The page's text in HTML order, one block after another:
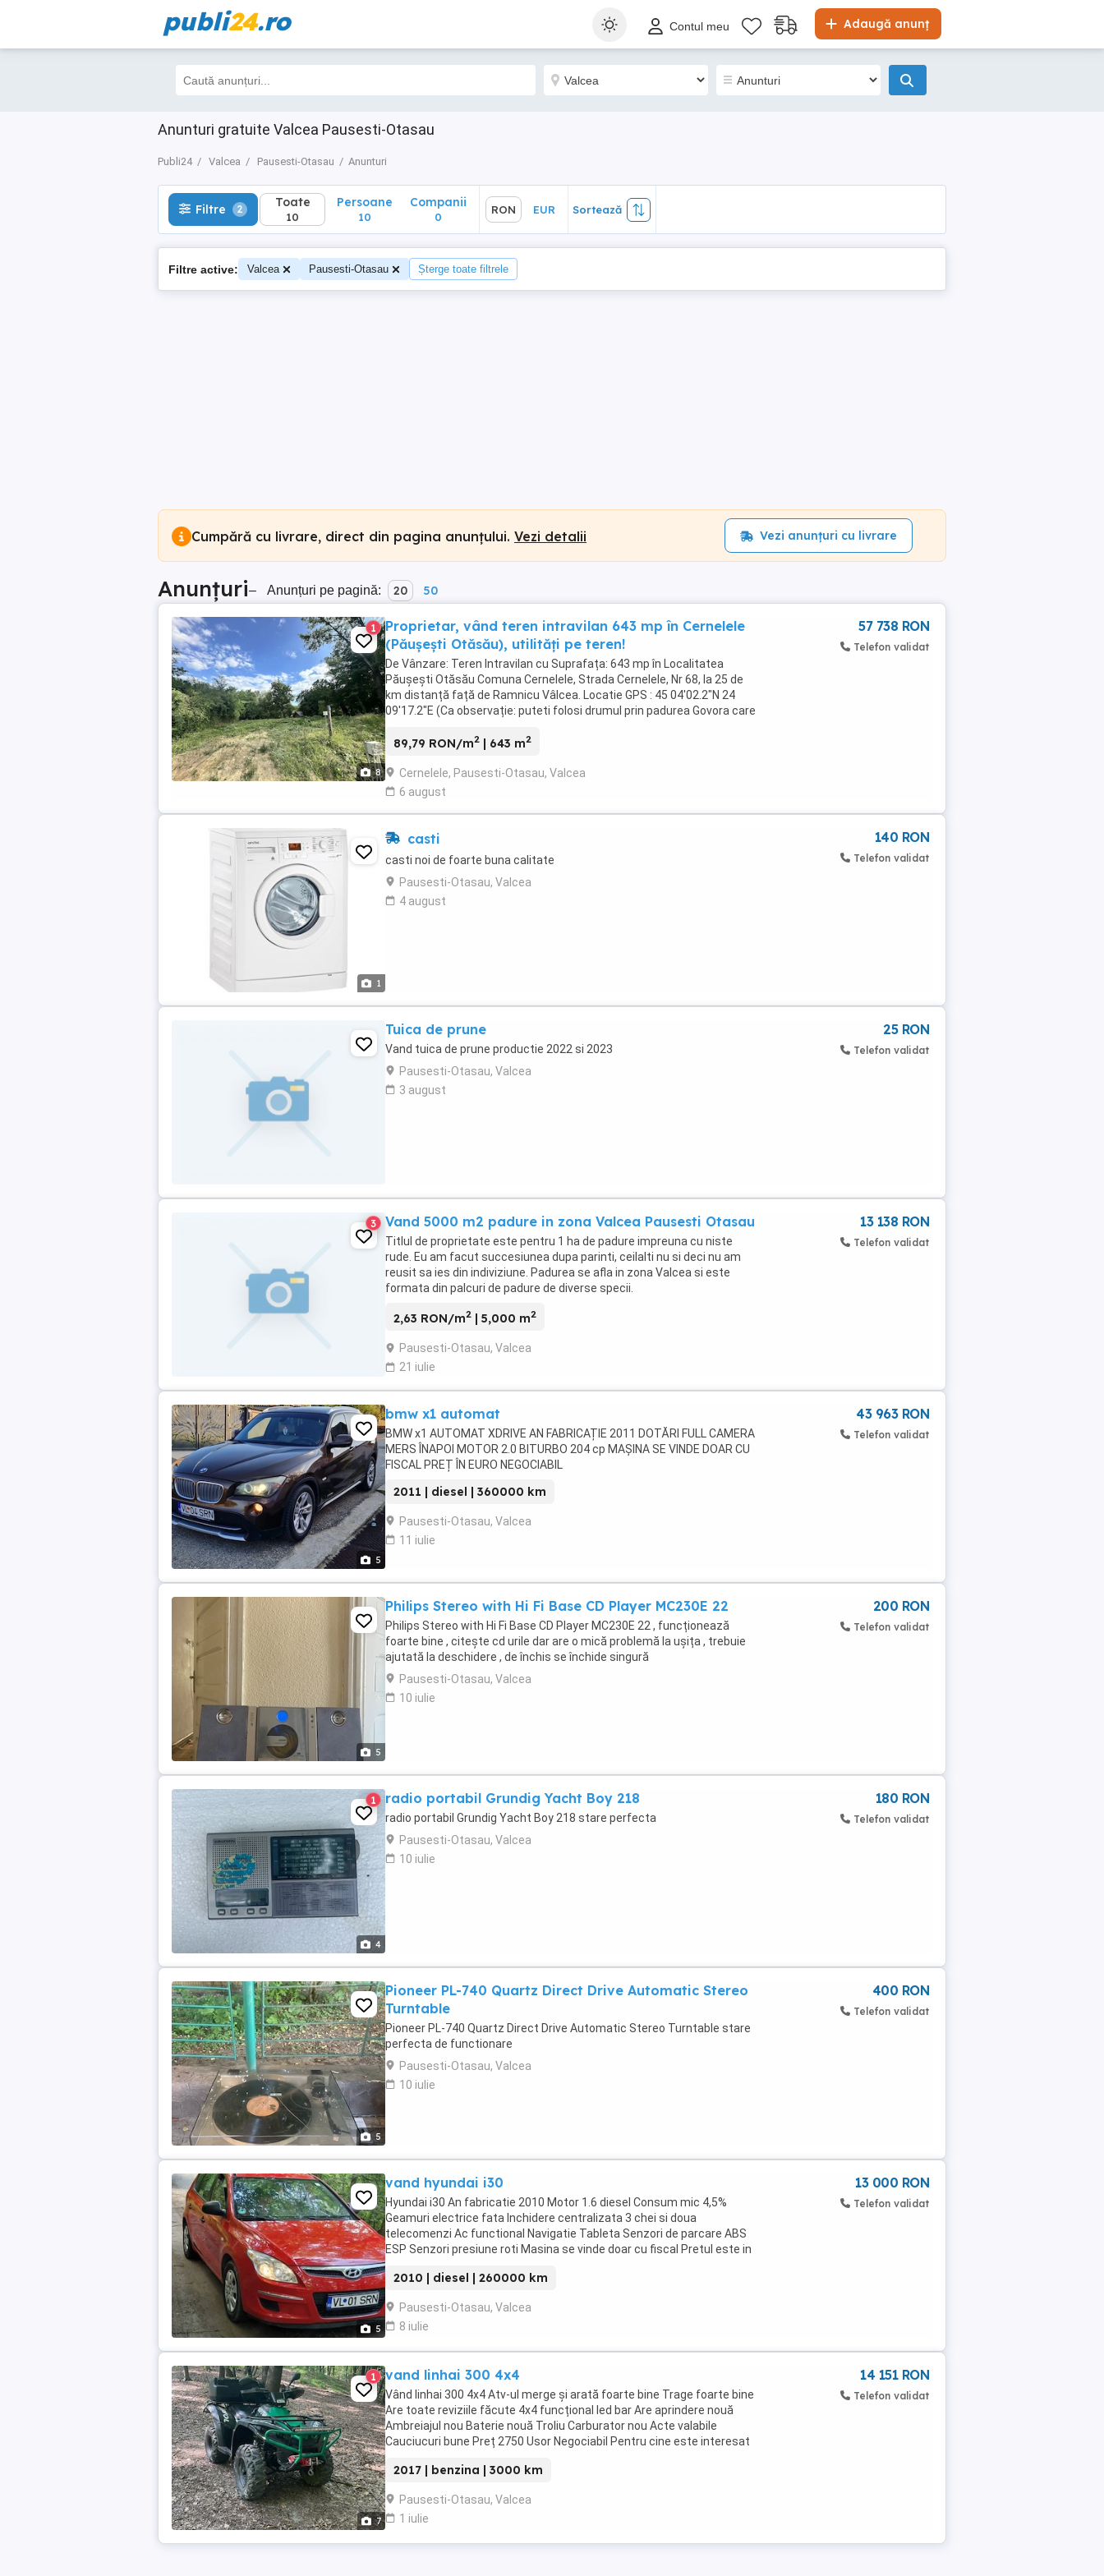
publi24.ro Adaugă anunț
Contul meu
Anunturi gratuite Valcea Pausesti-Otasau
Publi24 Valcea Pausesti-Otasau Anunturi
Filtre 2 Toate
10
Sortează
Filtre 2 Toate
10
Persoane
10
Companii
0
RON EUR Sortează
Filtre active: Valcea Pausesti-Otasau Șterge toate filtrele
Cumpără cu livrare, direct din pagina anunțului. Vezi detalii Vezi anunțuri cu livrare
Anunțuri– Anunțuri pe pagină: 20 50
8
1
Proprietar, vând teren intravilan 643 mp în Cernelele
(Păușești Otăsău), utilități pe teren!
De Vânzare: Teren Intravilan cu Suprafața: 643 mp în Localitatea
Păușești Otăsău Comuna Cernelele, Strada Cernelele, Nr 68, la 25 de
km distanță față de Ramnicu Vâlcea. Locatie GPS : 45 04'02.2"N 24
09'17.2"E (Ca observație: puteti folosi drumul prin padurea Govora care
89,79 RON/m2 | 643 m2
Cernelele, Pausesti-Otasau, Valcea
6 august
57 738 RON
Telefon validat
1
casti
casti noi de foarte buna calitate
Pausesti-Otasau, Valcea
4 august
140 RON
Telefon validat
Tuica de prune
Vand tuica de prune productie 2022 si 2023
Pausesti-Otasau, Valcea
3 august
25 RON
Telefon validat
3 Vand 5000 m2 padure in zona Valcea Pausesti Otasau
Titlul de proprietate este pentru 1 ha de padure impreuna cu niste
rude. Eu am facut succesiunea dupa parinti, ceilalti nu si deci nu am
reusit sa ies din indiviziune. Padurea se afla in zona Valcea si este
formata din palcuri de padure de diverse specii.
2,63 RON/m2 | 5,000 m2
Pausesti-Otasau, Valcea
21 iulie
13 138 RON
Telefon validat
5
bmw x1 automat
BMW x1 AUTOMAT XDRIVE AN FABRICAȚIE 2011 DOTĂRI FULL CAMERA
MERS ÎNAPOI MOTOR 2.0 BITURBO 204 cp MAȘINA SE VINDE DOAR CU
FISCAL PREȚ ÎN EURO NEGOCIABIL
2011 | diesel | 360000 km
Pausesti-Otasau, Valcea
11 iulie
43 963 RON
Telefon validat
5
Philips Stereo with Hi Fi Base CD Player MC230E 22
Philips Stereo with Hi Fi Base CD Player MC230E 22 , funcționează
foarte bine , citește cd urile dar are o mică problemă la ușița , trebuie
ajutată la deschidere , de închis se închide singură
Pausesti-Otasau, Valcea
10 iulie
200 RON
Telefon validat
4
1 radio portabil Grundig Yacht Boy 218
radio portabil Grundig Yacht Boy 218 stare perfecta
Pausesti-Otasau, Valcea
10 iulie
180 RON
Telefon validat
5
Pioneer PL-740 Quartz Direct Drive Automatic Stereo
Turntable
Pioneer PL-740 Quartz Direct Drive Automatic Stereo Turntable stare
perfecta de functionare
Pausesti-Otasau, Valcea
10 iulie
400 RON
Telefon validat
5
vand hyundai i30
Hyundai i30 An fabricatie 2010 Motor 1.6 diesel Consum mic 4,5%
Geamuri electrice fata Inchidere centralizata 3 chei si doua
telecomenzi Ac functional Navigatie Tableta Senzori de parcare ABS
ESP Senzori presiune roti Masina se vinde doar cu fiscal Pretul este in
2010 | diesel | 260000 km
Pausesti-Otasau, Valcea
8 iulie
13 000 RON
Telefon validat
7
1 vand linhai 300 4x4
Vând linhai 300 4x4 Atv-ul merge și arată foarte bine Trage foarte bine
Are toate reviziile făcute 4x4 funcțional led bar Are aprindere nouă
Ambreiajul nou Baterie nouă Troliu Carburator nou Acte valabile
Cauciucuri bune Preț 2750 Usor Negociabil Pentru cine este interesat
2017 | benzina | 3000 km
Pausesti-Otasau, Valcea
1 iulie
14 151 RON
Telefon validat